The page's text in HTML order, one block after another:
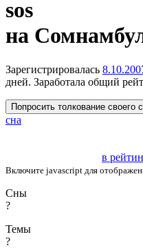
sos
на
Зарегистрировалась
дней. Заработала общий
Попросить толкование своего
сна
в
Включите javascript для
Сны
?
Темы
?